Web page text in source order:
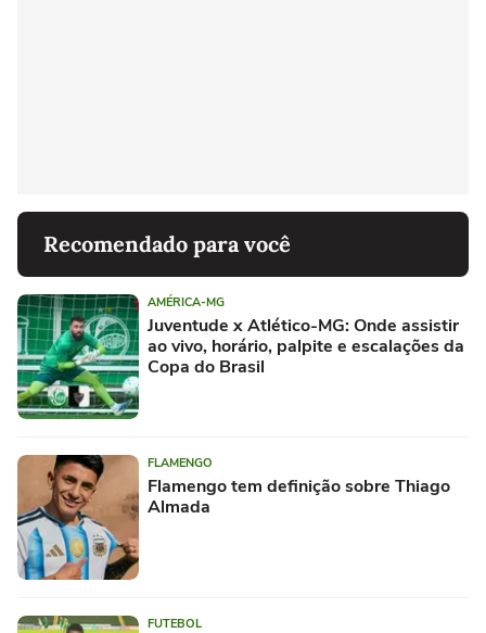
Recomendado para você
AMÉRICA-MG
Juventude x Atlético-MG: Onde assistir
ao vivo, horário, palpite e escalações da
Copa do Brasil
FLAMENGO
Flamengo tem definição sobre Thiago
Almada
FUTEBOL